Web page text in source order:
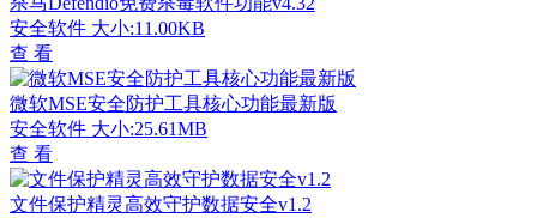
安全软件 大小:11.00KB
查 看
微软MSE安全防护工具核心功能最新版
安全软件 大小:25.61MB
查 看
文件保护精灵高效守护数据安全v1.2